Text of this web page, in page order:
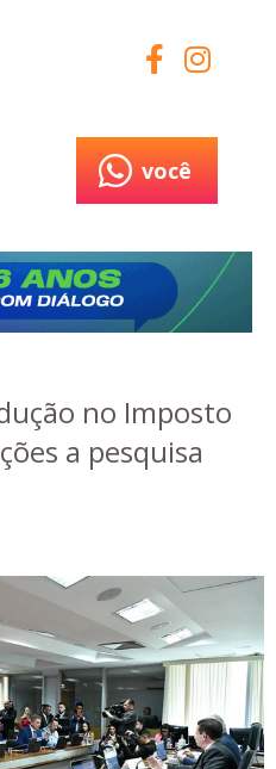
você
no Imposto
a pesquisa